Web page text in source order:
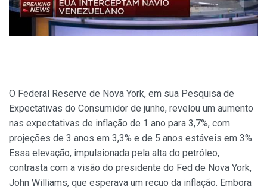
O Federal Reserve de Nova York, em sua Pesquisa de
Expectativas do Consumidor de junho, revelou um aumento
nas expectativas de inflação de 1 ano para 3,7%, com
projeções de 3 anos em 3,3% e de 5 anos estáveis em 3%.
Essa elevação, impulsionada pela alta do petróleo,
contrasta com a visão do presidente do Fed de Nova York,
John Williams, que esperava um recuo da inflação. Embora